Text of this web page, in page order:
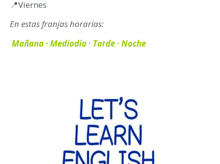
📍Viernes
En estas franjas horarias:
Mañana · Mediodía · Tarde · Noche